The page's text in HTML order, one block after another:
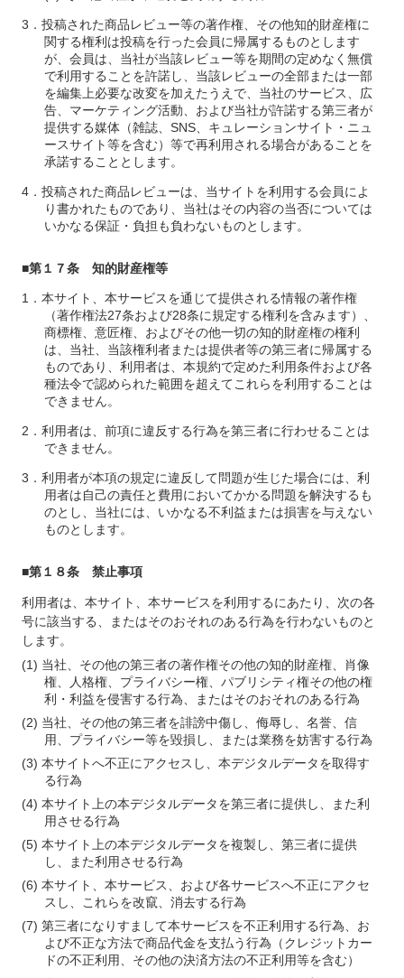
投稿された商品レビュー等の著作権、その他知的財産権に
関する権利は投稿を行った会員に帰属するものとします
が、会員は、当社が当該レビュー等を期間の定めなく無償
で利用することを許諾し、当該レビューの全部または一部
を編集上必要な改変を加えたうえで、当社のサービス、広
告、マーケティング活動、および当社が許諾する第三者が
提供する媒体（雑誌、SNS、キュレーションサイト・ニュ
ースサイト等を含む）等で再利用される場合があることを
承諾することとします。
投稿された商品レビューは、当サイトを利用する会員によ
り書かれたものであり、当社はその内容の当否については
いかなる保証・負担も負わないものとします。
■第１７条 知的財産権等
本サイト、本サービスを通じて提供される情報の著作権
（著作権法27条および28条に規定する権利を含みます）、
商標権、意匠権、およびその他一切の知的財産権の権利
は、当社、当該権利者または提供者等の第三者に帰属する
ものであり、利用者は、本規約で定めた利用条件および各
種法令で認められた範囲を超えてこれらを利用することは
できません。
利用者は、前項に違反する行為を第三者に行わせることは
できません。
利用者が本項の規定に違反して問題が生じた場合には、利
用者は自己の責任と費用においてかかる問題を解決するも
のとし、当社には、いかなる不利益または損害を与えない
ものとします。
■第１８条 禁止事項
利用者は、本サイト、本サービスを利用するにあたり、次の各
号に該当する、またはそのおそれのある行為を行わないものと
します。
当社、その他の第三者の著作権その他の知的財産権、肖像
権、人格権、プライバシー権、パブリシティ権その他の権
利・利益を侵害する行為、またはそのおそれのある行為
当社、その他の第三者を誹謗中傷し、侮辱し、名誉、信
用、プライバシー等を毀損し、または業務を妨害する行為
本サイトへ不正にアクセスし、本デジタルデータを取得す
る行為
本サイト上の本デジタルデータを第三者に提供し、また利
用させる行為
本サイト上の本デジタルデータを複製し、第三者に提供
し、また利用させる行為
本サイト、本サービス、および各サービスへ不正にアクセ
スし、これらを改竄、消去する行為
第三者になりすまして本サービスを不正利用する行為、お
よび不正な方法で商品代金を支払う行為（クレジットカー
ドの不正利用、その他の決済方法の不正利用等を含む）